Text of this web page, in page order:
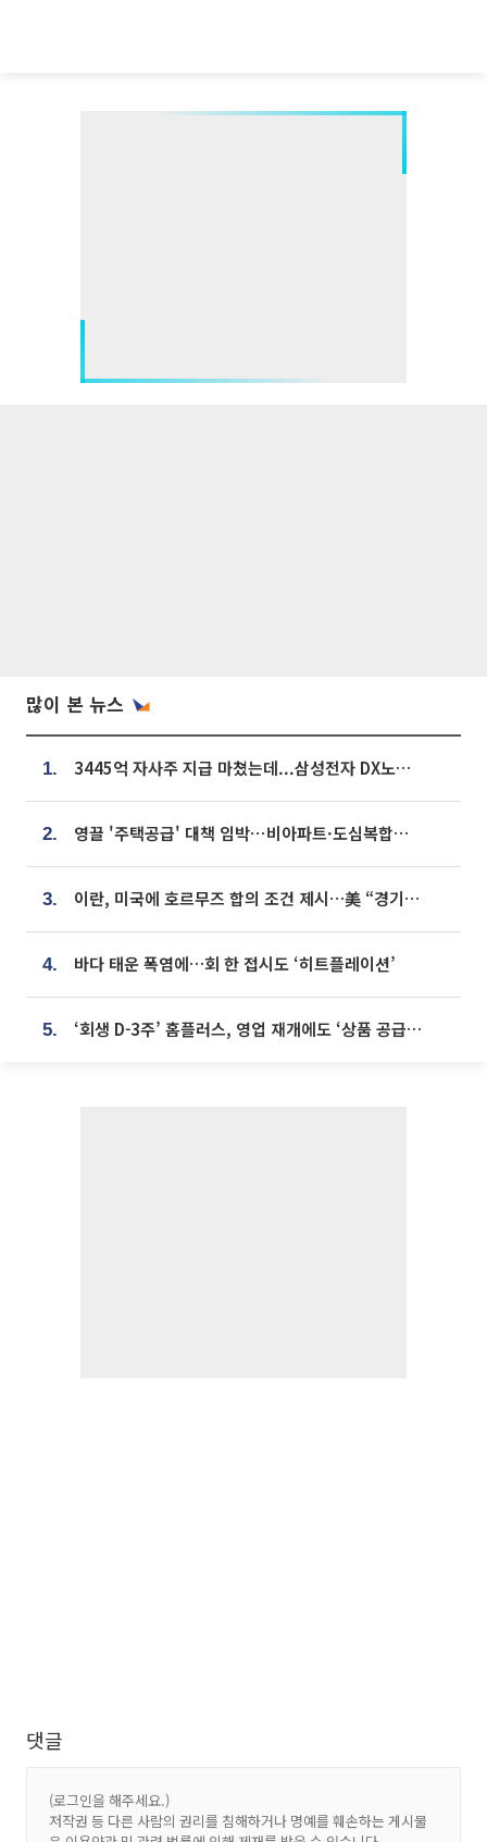
많이 본 뉴스
1. 3445억 자사주 지급 마쳤는데...삼성전자 DX노조, 뒤늦은 '떼쓰기 집회'
2. 영끌 '주택공급' 대책 임박⋯비아파트·도심복합까지 총동원
3. 이란, 미국에 호르무즈 합의 조건 제시…美 “경기 아직 안 끝나” [종합]
4. 바다 태운 폭염에…회 한 접시도 ‘히트플레이션’
5. ‘회생 D-3주’ 홈플러스, 영업 재개에도 ‘상품 공급망’ 복구가 생존 관건
댓글